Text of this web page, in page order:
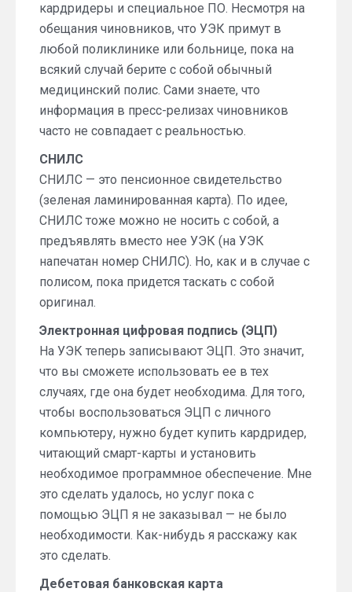
кардридеры и специальное ПО. Несмотря на
обещания чиновников, что УЭК примут в
любой поликлинике или больнице, пока на
всякий случай берите с собой обычный
медицинский полис. Сами знаете, что
информация в пресс-релизах чиновников
часто не совпадает с реальностью.
СНИЛС
СНИЛС — это пенсионное свидетельство
(зеленая ламинированная карта). По идее,
СНИЛС тоже можно не носить с собой, а
предъявлять вместо нее УЭК (на УЭК
напечатан номер СНИЛС). Но, как и в случае с
полисом, пока придется таскать с собой
оригинал.
Электронная цифровая подпись (ЭЦП)
На УЭК теперь записывают ЭЦП. Это значит,
что вы сможете использовать ее в тех
случаях, где она будет необходима. Для того,
чтобы воспользоваться ЭЦП с личного
компьютеру, нужно будет купить кардридер,
читающий смарт-карты и установить
необходимое программное обеспечение. Мне
это сделать удалось, но услуг пока с
помощью ЭЦП я не заказывал — не было
необходимости. Как-нибудь я расскажу как
это сделать.
Дебетовая банковская карта